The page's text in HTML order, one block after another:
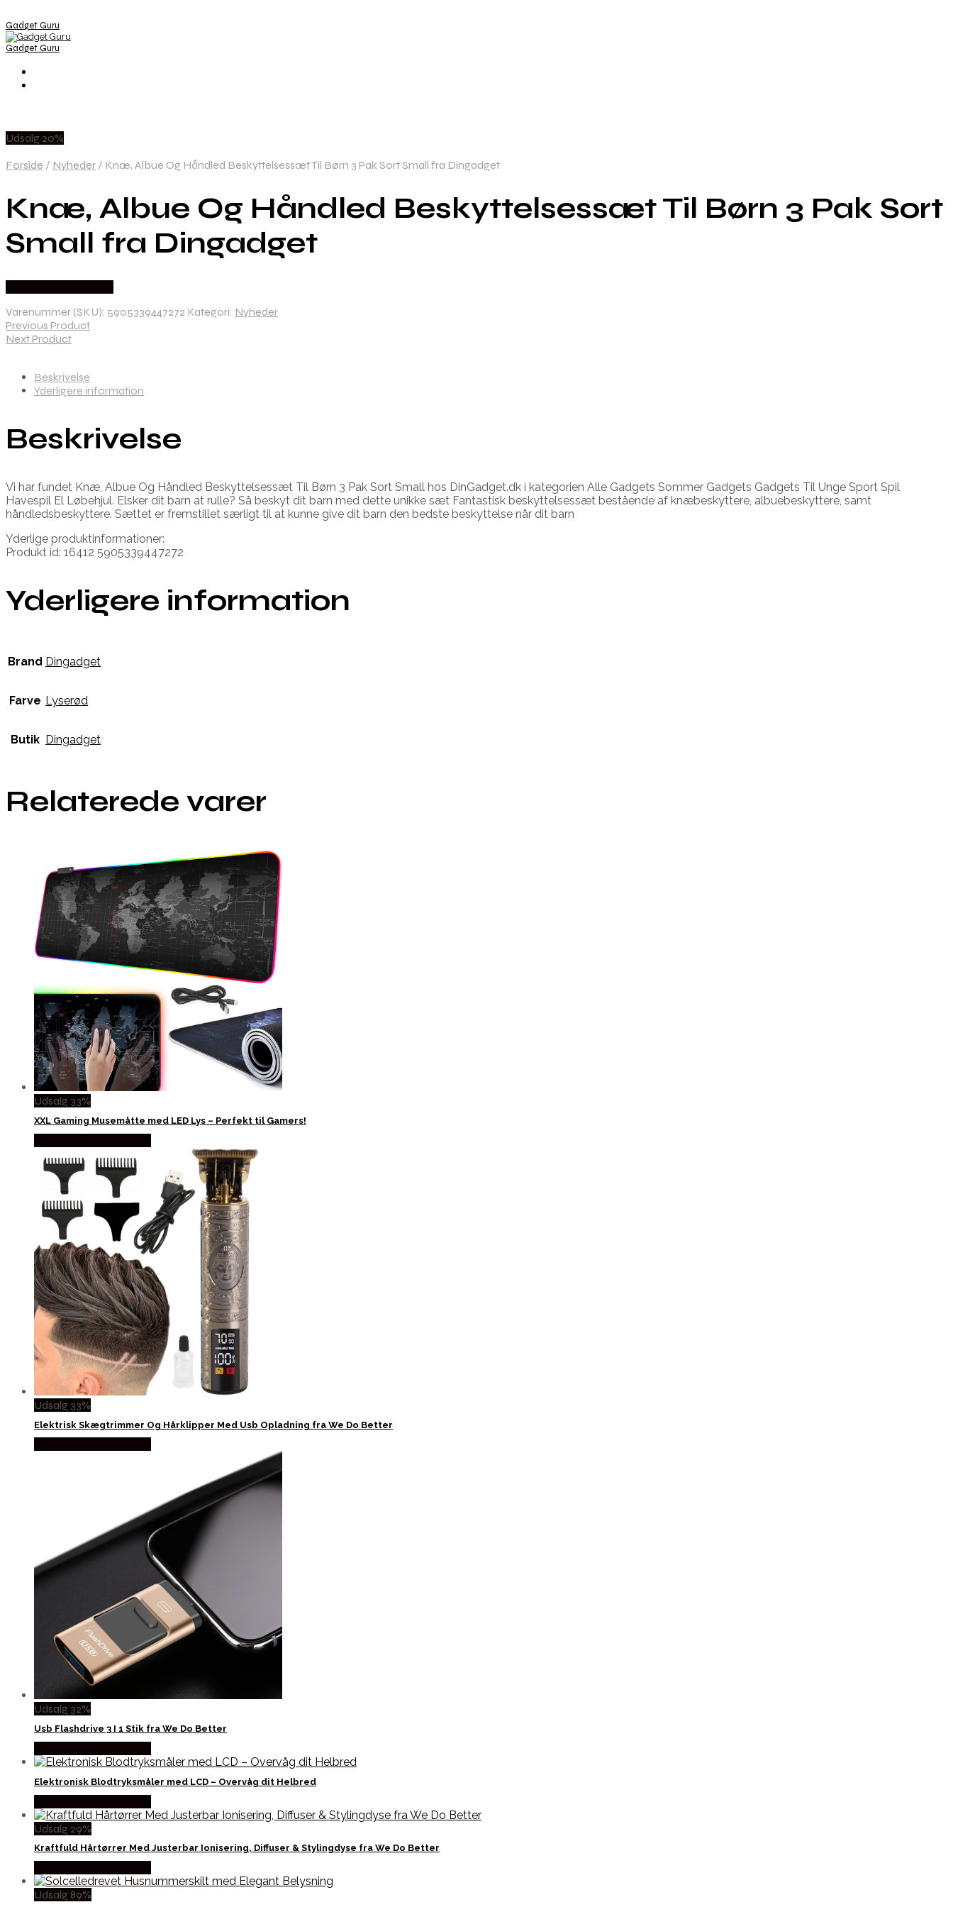
Gadget Guru
Gadget Guru
Udsalg 20%
Forside / Nyheder / Knæ, Albue Og Håndled Beskyttelsessæt Til Børn 3 Pak Sort Small fra Dingadget
Knæ, Albue Og Håndled Beskyttelsessæt Til Børn 3 Pak Sort
Small fra Dingadget
Varenummer (SKU): 5905339447272 Kategori: Nyheder
Previous Product
Next Product
Beskrivelse
Yderligere information
Beskrivelse
Vi har fundet Knæ, Albue Og Håndled Beskyttelsessæt Til Børn 3 Pak Sort Small hos DinGadget.dk i kategorien Alle Gadgets Sommer Gadgets Gadgets Til Unge Sport Spil
Havespil El Løbehjul. Elsker dit barn at rulle? Så beskyt dit barn med dette unikke sæt Fantastisk beskyttelsessæt bestående af knæbeskyttere, albuebeskyttere, samt
håndledsbeskyttere. Sættet er fremstillet særligt til at kunne give dit barn den bedste beskyttelse når dit barn
Yderlige produktinformationer:
Produkt id: 16412 5905339447272
Yderligere information
Brand Dingadget
Farve Lyserød
Butik Dingadget
Relaterede varer
Udsalg 33%
XXL Gaming Musemåtte med LED Lys – Perfekt til Gamers!
Udsalg 33%
Elektrisk Skægtrimmer Og Hårklipper Med Usb Opladning fra We Do Better
Udsalg 32%
Usb Flashdrive 3 I 1 Stik fra We Do Better
Elektronisk Blodtryksmåler med LCD – Overvåg dit Helbred
Udsalg 29%
Kraftfuld Hårtørrer Med Justerbar Ionisering, Diffuser & Stylingdyse fra We Do Better
Udsalg 89%